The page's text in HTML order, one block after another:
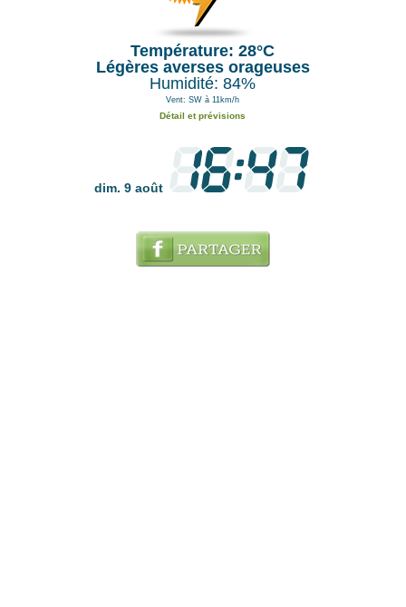
Température: 28°C
Légères averses orageuses
Humidité: 84%
Vent: SW à 11km/h
Détail et prévisions
dim. 9 août